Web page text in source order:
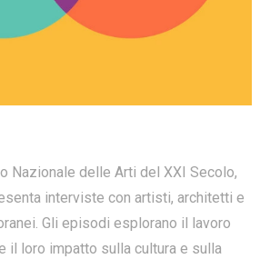
Nazionale delle Arti del XXI Secolo,
interviste con artisti, architetti e
Gli episodi esplorano il lavoro
il loro impatto sulla cultura e sulla